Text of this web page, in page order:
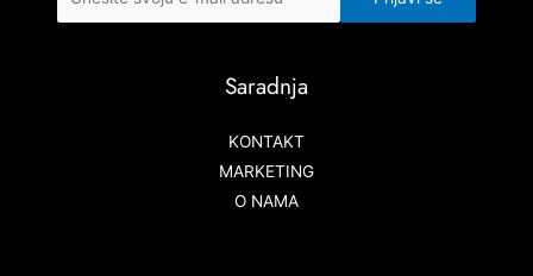
Saradnja
KONTAKT
MARKETING
O NAMA